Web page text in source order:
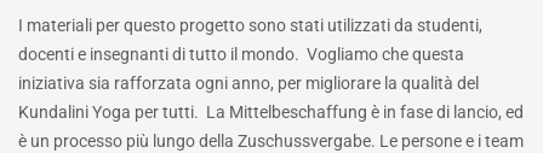
I materiali per questo progetto sono stati utilizzati da studenti,
docenti e insegnanti di tutto il mondo. Vogliamo che questa
iniziativa sia rafforzata ogni anno, per migliorare la qualità del
Kundalini Yoga per tutti. La Mittelbeschaffung è in fase di lancio, ed
è un processo più lungo della Zuschussvergabe. Le persone e i team